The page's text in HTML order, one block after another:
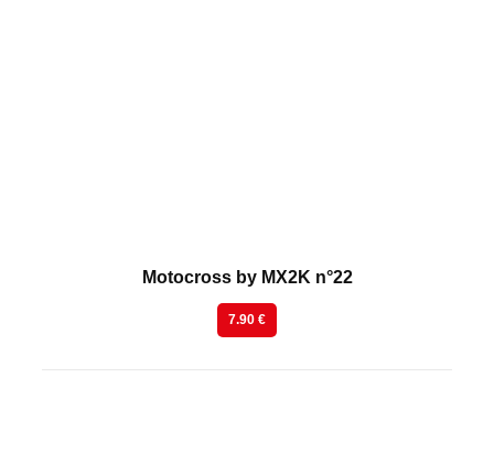
Motocross by MX2K n°22
7.90 €